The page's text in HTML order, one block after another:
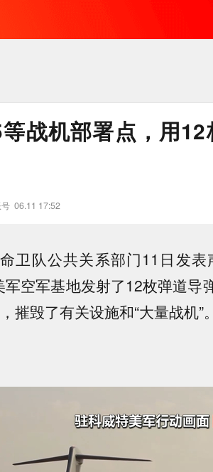
战机部署点，用
06.11 17:52
卫队公共关系部门11日发表
空军基地发射了12枚弹道导
毁了有关设施和“大量战机”。